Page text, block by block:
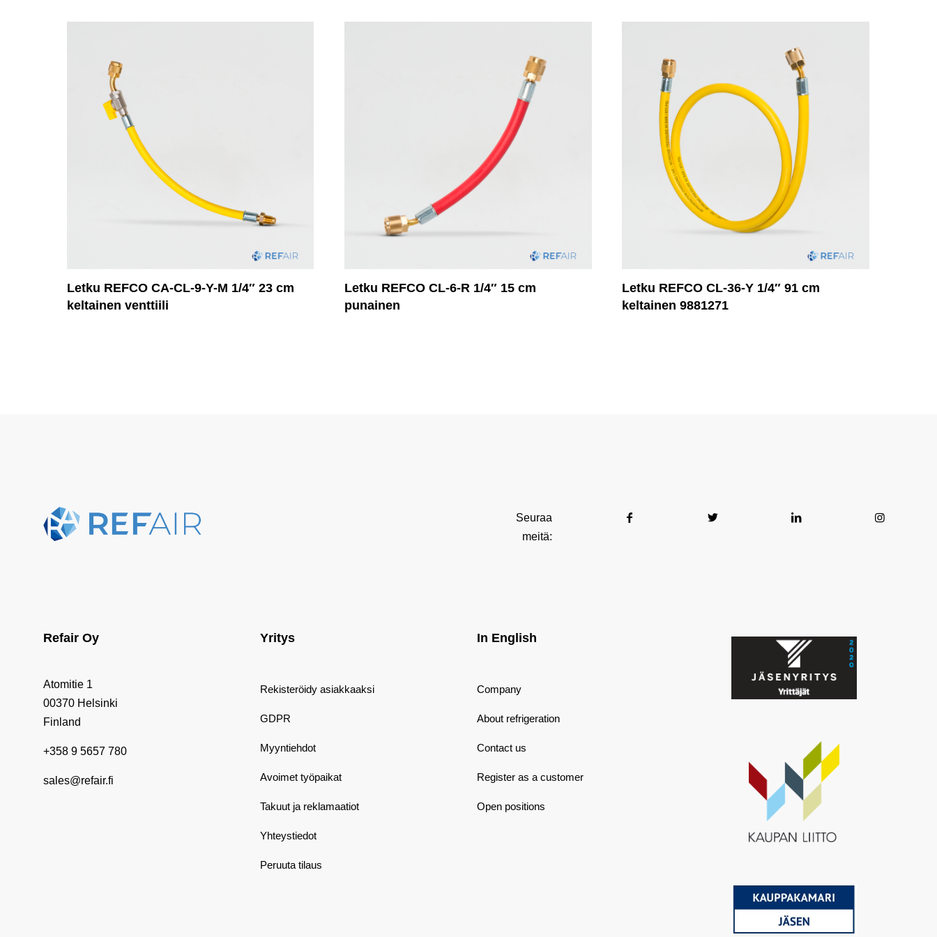
Letku REFCO CA-CL-9-Y-M 1/4″ 23 cm
keltainen venttiili
Letku REFCO CL-6-R 1/4″ 15 cm
punainen
Letku REFCO CL-36-Y 1/4″ 91 cm
keltainen 9881271
Seuraa
meitä:
Refair Oy
Atomitie 1
00370 Helsinki
Finland
+358 9 5657 780
sales@refair.fi
Yritys
Rekisteröidy asiakkaaksi
GDPR
Myyntiehdot
Avoimet työpaikat
Takuut ja reklamaatiot
Yhteystiedot
Peruuta tilaus
In English
Company
About refrigeration
Contact us
Register as a customer
Open positions